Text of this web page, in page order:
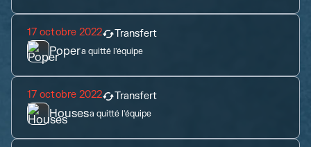
17 octobre 2022 Transfert
Popera quitté l'équipe
17 octobre 2022 Transfert
Housesa quitté l'équipe